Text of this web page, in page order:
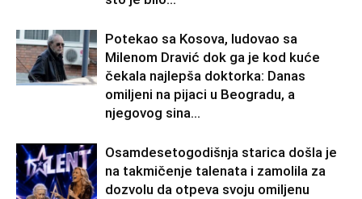
Potekao sa Kosova, ludovao sa
Milenom Dravić dok ga je kod kuće
čekala najlepša doktorka: Danas
omiljeni na pijaci u Beogradu, a
njegovog sina...
Osamdesetogodišnja starica došla je
na takmičenje talenata i zamolila za
dozvolu da otpeva svoju omiljenu